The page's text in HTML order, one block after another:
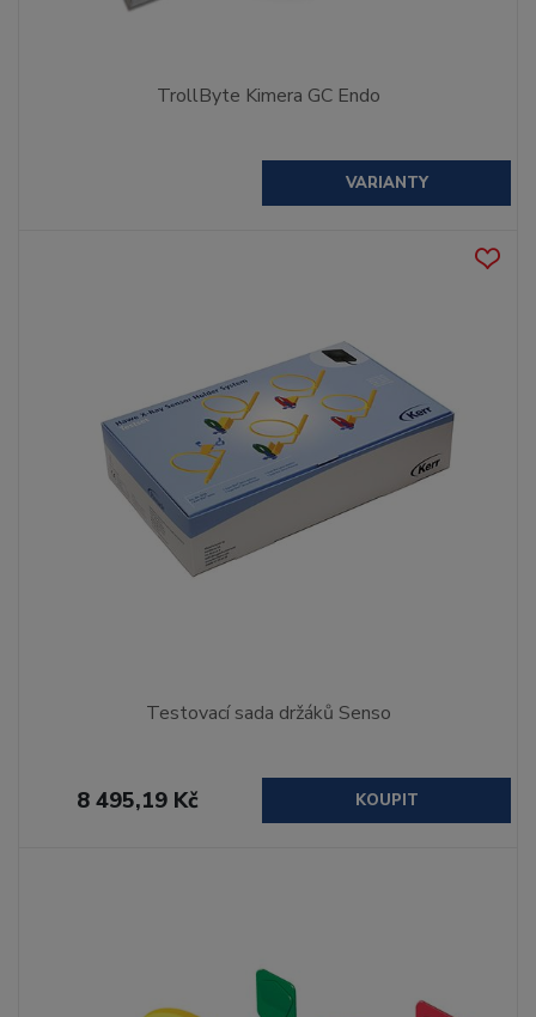
TrollByte Kimera GC Endo
VARIANTY
Testovací sada držáků Senso
8 495,19 Kč KOUPIT